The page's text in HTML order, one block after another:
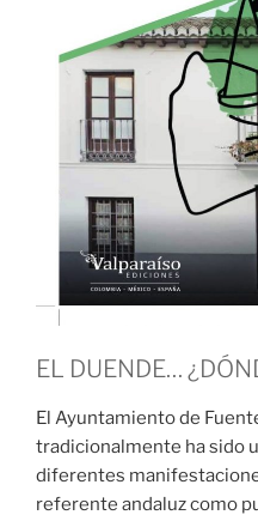
EL DUENDE…
El Ayuntamiento de
tradicionalmente ha sido
diferentes
referente andaluz como